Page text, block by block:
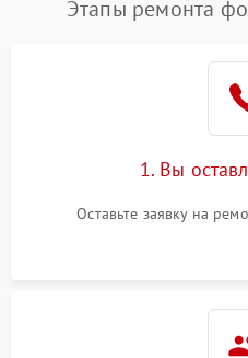
Этапы ремонта
1. Вы
Оставьте заявку на